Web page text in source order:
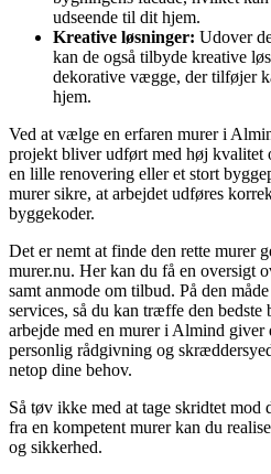
udseende til dit hjem.
Kreative løsninger: Udover
kan de også tilbyde kreative
dekorative vægge, der tilføjer
hjem.
Ved at vælge en erfaren murer i
projekt bliver udført med høj kvalitet
en lille renovering eller et stort
murer sikre, at arbejdet udføres
byggekoder.
Det er nemt at finde den rette murer
murer.nu. Her kan du få en oversigt
samt anmode om tilbud. På den
services, så du kan træffe den
arbejde med en murer i Almind
personlig rådgivning og
netop dine behov.
Så tøv ikke med at tage skridtet
fra en kompetent murer kan du
og sikkerhed.